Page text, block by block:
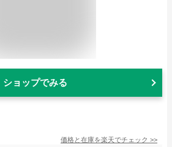
ショップでみる
価格と在庫を楽天でチェック >>